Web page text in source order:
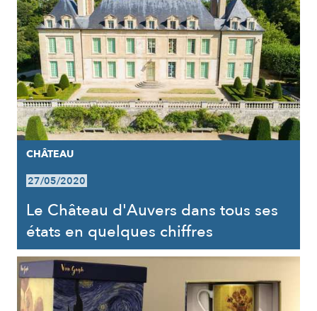
CHÂTEAU
27/05/2020
Le Château d'Auvers dans tous ses
états en quelques chiffres